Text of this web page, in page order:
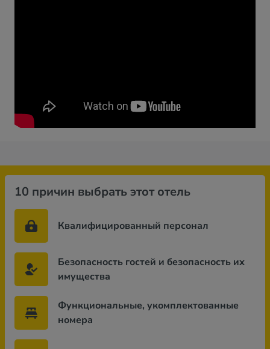
10 причин выбрать этот отель
Квалифицированный персонал
Безопасность гостей и безопасность их
имущества
Функциональные, укомплектованные
номера